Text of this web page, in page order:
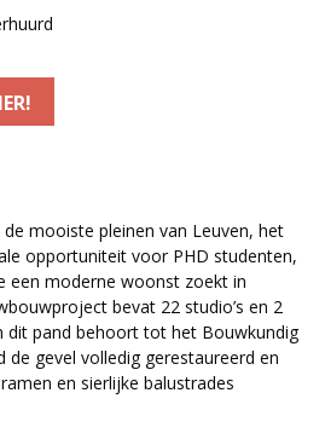
mooiste pleinen van Leuven, het
opportuniteit voor PHD studenten,
een moderne woonst zoekt in
bevat 22 studio’s en 2
dit pand behoort tot het Bouwkundig
de gevel volledig gerestaureerd en
en sierlijke balustrades